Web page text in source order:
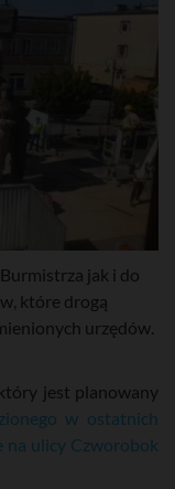
jak i do
które drogą
urzędów.
który jest planowany
w ostatnich
na ulicy Czworobok